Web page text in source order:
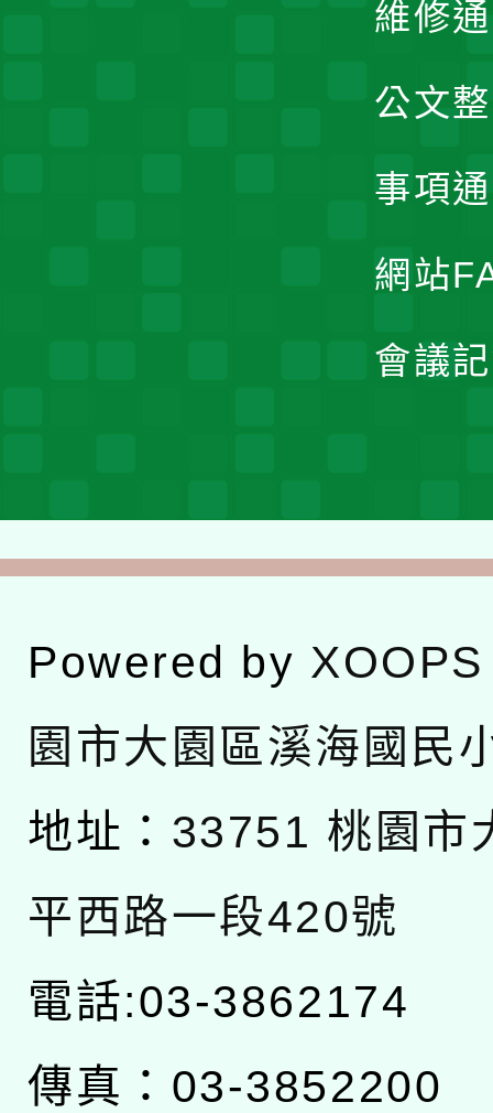
維修
公文
事項
網站
會議
Powered by XOOPS
園市大園區溪海國民
地址： 33751 桃園市
平西路一段420號
電話:03-3862174
傳真：03-3852200